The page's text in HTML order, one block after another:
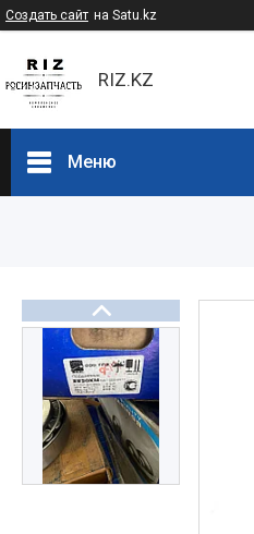
Создать сайт на Satu.kz
RIZ.KZ
Меню